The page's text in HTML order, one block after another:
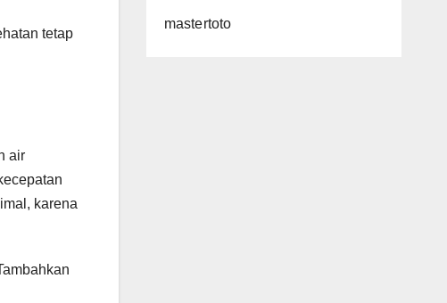
tetap
air
karena
mastertoto